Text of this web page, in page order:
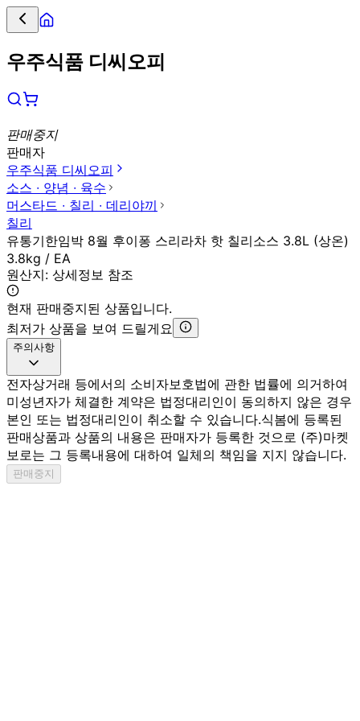
우주식품 디씨오피
판매중지
판매자
우주식품 디씨오피
소스 ∙ 양념 ∙ 육수
머스타드 ∙ 칠리 ∙ 데리야끼
칠리
유통기한임박 8월 후이퐁 스리라차 핫 칠리소스 3.8L (상온)
3.8kg / EA
원산지: 상세정보 참조
현재 판매중지된 상품입니다.
최저가 상품을 보여 드릴게요
주의사항
전자상거래 등에서의 소비자보호법에 관한 법률에 의거하여
미성년자가 체결한 계약은 법정대리인이 동의하지 않은 경우
본인 또는 법정대리인이 취소할 수 있습니다.식봄에 등록된
판매상품과 상품의 내용은 판매자가 등록한 것으로 (주)마켓
보로는 그 등록내용에 대하여 일체의 책임을 지지 않습니다.
판매중지